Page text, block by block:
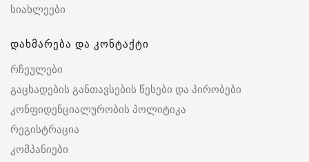
სიახლეები
დახმარება და კონტაქტი
რჩეულები
გაცხადების განთავსების წესები და პირობები
კონფიდენციალურობის პოლიტიკა
რეგისტრაცია
კომპანიები